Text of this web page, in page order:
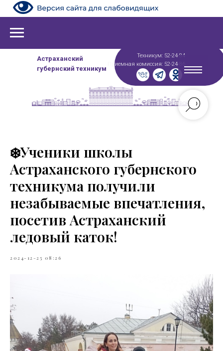
Астраханский
губернский техникум
Техникум: 52-24-84
Приемная комиссия: 52-24-86
❄️Ученики школы
Астраханского губернского
техникума получили
незабываемые впечатления,
посетив Астраханский
ледовый каток!
2024-12-25 08:26